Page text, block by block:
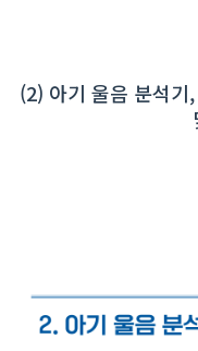
(2) 아기 울음 분석기